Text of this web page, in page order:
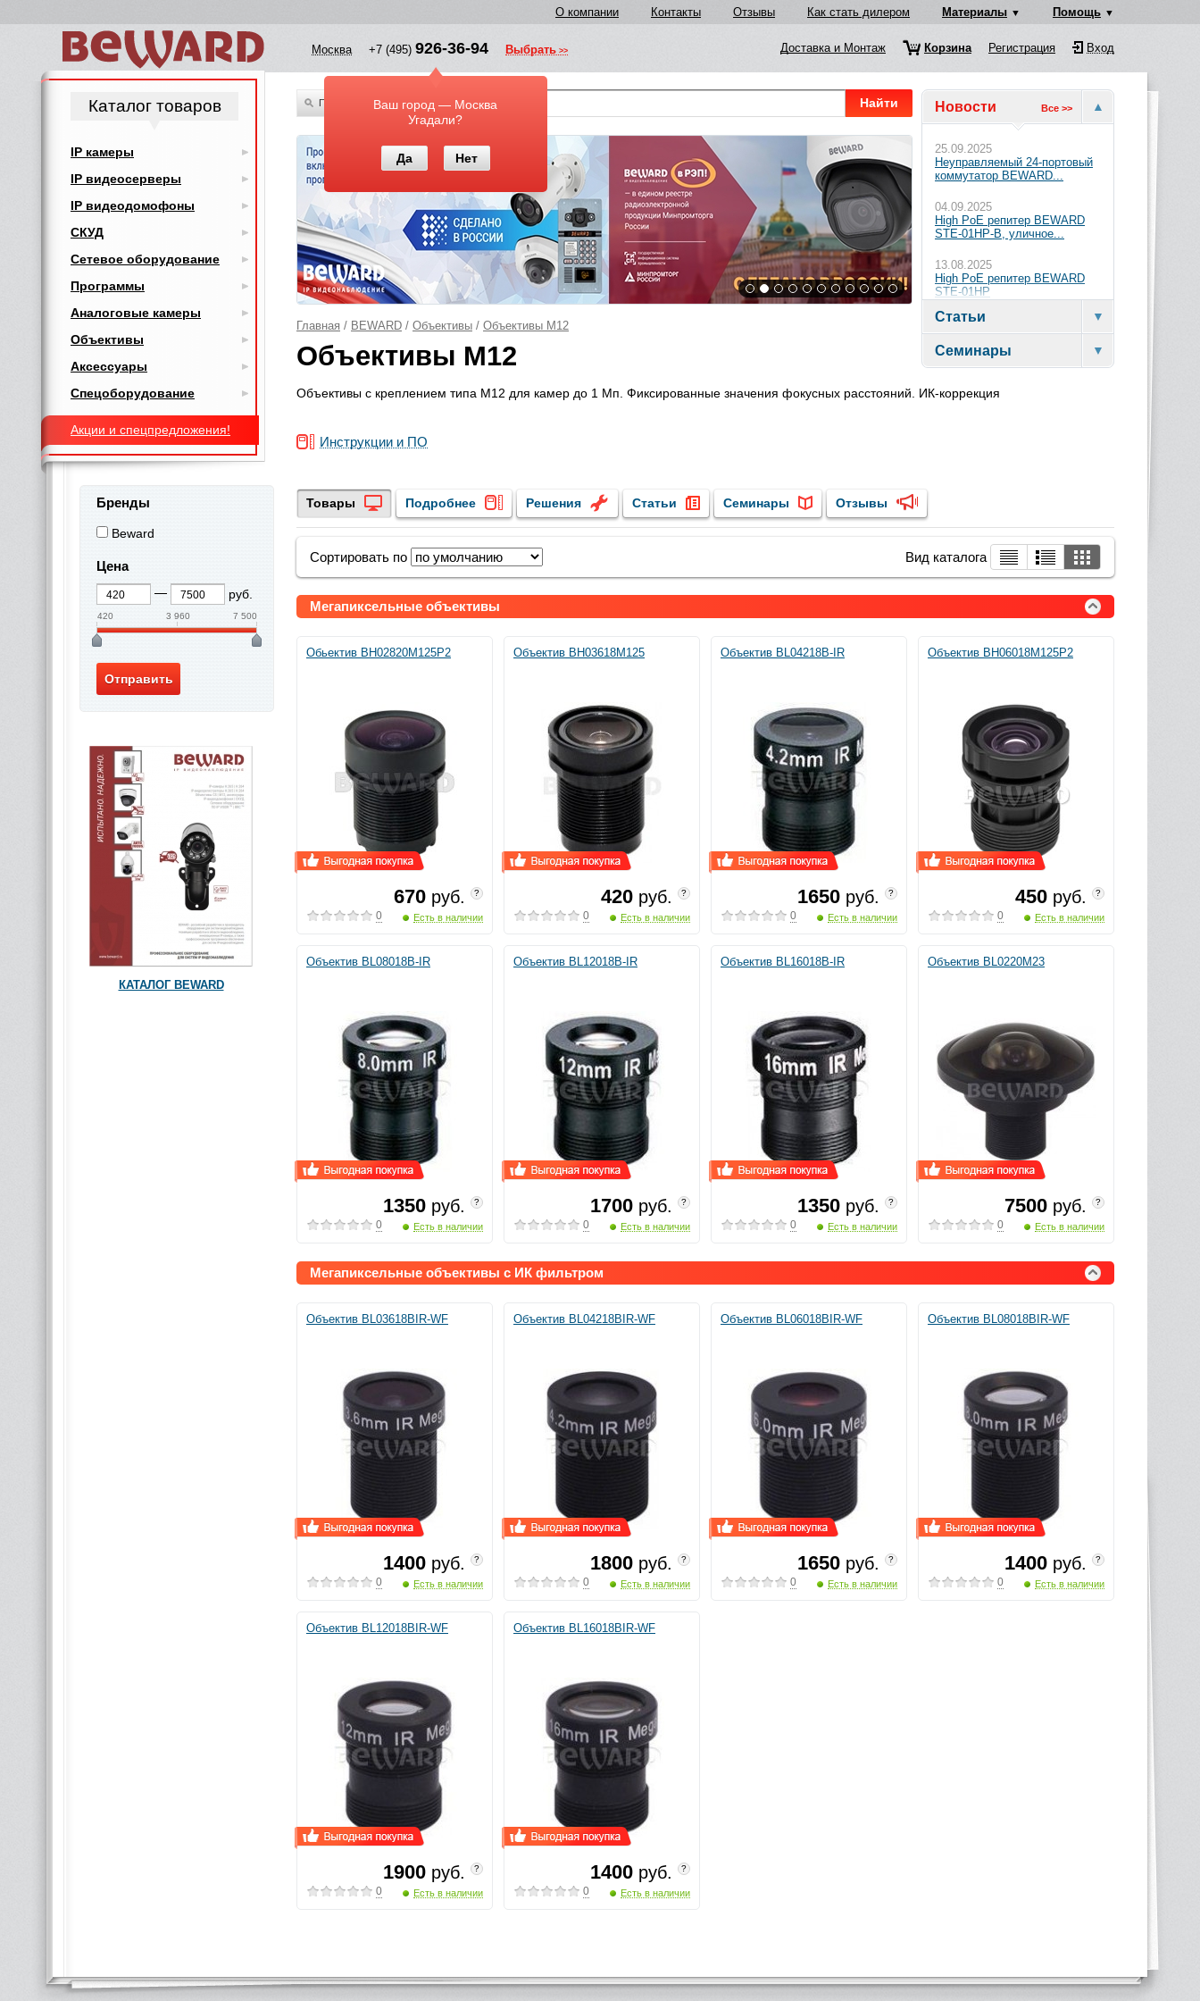
О компании Контакты Отзывы Как стать дилером Материалы Помощь
Москва +7 (495) 926-36-94
Ваш город — Москва
Угадали?
Да Нет
Выбрать Доставка и Монтаж Корзина Регистрация Вход
Новости Все >>
25.09.2025
Неуправляемый 24-портовый
коммутатор BEWARD...
04.09.2025
High PoE репитер BEWARD
STE-01HP-B, уличное...
13.08.2025
High PoE репитер BEWARD
STE-01HP
Статьи
Семинары
По всему каталогу Найти
Главная / BEWARD / Объективы / Объективы M12
Объективы M12
Объективы с креплением типа М12 для камер до 1 Мп. Фиксированные значения фокусных расстояний. ИК-коррекция
Инструкции и ПО
Товары Подробнее Решения Статьи Семинары Отзывы
Сортировать по Вид каталога
Мегапиксельные объективы
Обьектив BH02820M125P2
670 руб. ?
0 Есть в наличии
Объектив BH03618M125
420 руб. ?
0 Есть в наличии
Объектив BL04218B-IR
1650 руб. ?
0 Есть в наличии
Объектив BH06018M125P2
450 руб. ?
0 Есть в наличии
Объектив BL08018B-IR
1350 руб. ?
0 Есть в наличии
Объектив BL12018B-IR
1700 руб. ?
0 Есть в наличии
Объектив BL16018B-IR
1350 руб. ?
0 Есть в наличии
Объектив BL0220M23
7500 руб. ?
0 Есть в наличии
Мегапиксельные объективы с ИК фильтром
Объектив BL03618BIR-WF
1400 руб. ?
0 Есть в наличии
Объектив BL04218BIR-WF
1800 руб. ?
0 Есть в наличии
Объектив BL06018BIR-WF
1650 руб. ?
0 Есть в наличии
Объектив BL08018BIR-WF
1400 руб. ?
0 Есть в наличии
Объектив BL12018BIR-WF
1900 руб. ?
0 Есть в наличии
Объектив BL16018BIR-WF
1400 руб. ?
0 Есть в наличии
Каталог товаров
IP камеры
IP видеосерверы
IP видеодомофоны
СКУД
Сетевое оборудование
Программы
Аналоговые камеры
Объективы
Аксессуары
Спецоборудование
Акции и спецпредложения!
Бренды
Beward
Цена
руб.
420 3 960 7 500
КАТАЛОГ BEWARD